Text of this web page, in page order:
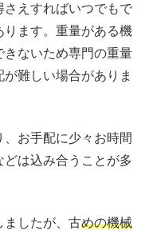
えすればいつでもで
ります。重量がある機
ないため専門の重量
難しい場合がありま
お手配に少々お時間
は込み合うことが多
ましたが、古めの機械